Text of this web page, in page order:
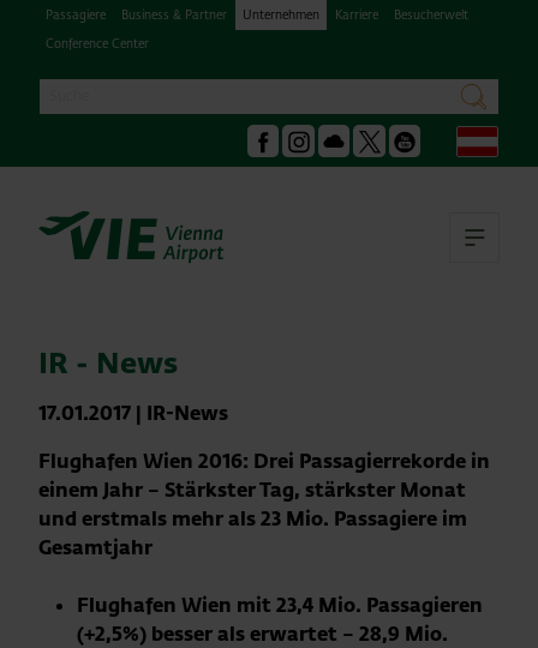
Passagiere Business & Partner Unternehmen Karriere
Besucherwelt
Conference Center
suchen
Facebook
Instagram
Podcast Youtube
IR - News
17.01.2017 | IR-News
Flughafen Wien 2016: Drei Passagierrekorde in
einem Jahr – Stärkster Tag, stärkster Monat
und erstmals mehr als 23 Mio. Passagiere im
Gesamtjahr
Flughafen Wien mit 23,4 Mio. Passagieren
(+2,5%) besser als erwartet – 28,9 Mio.